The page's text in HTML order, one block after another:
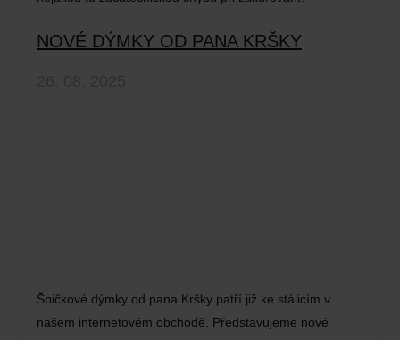
NOVÉ DÝMKY OD PANA KRŠKY
Špičkové dýmky od pana Kršky patří již ke stálicím v
našem internetovém obchodě. Představujeme nové